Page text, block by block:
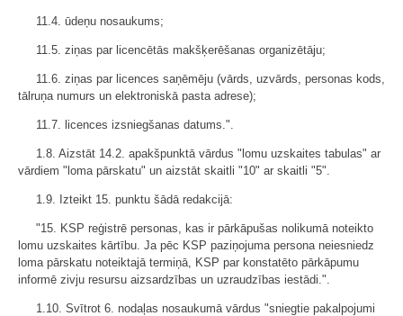
11.4. ūdeņu nosaukums;
11.5. ziņas par licencētās makšķerēšanas organizētāju;
11.6. ziņas par licences saņēmēju (vārds, uzvārds, personas kods,
tālruņa numurs un elektroniskā pasta adrese);
11.7. licences izsniegšanas datums.".
1.8. Aizstāt 14.2. apakšpunktā vārdus "lomu uzskaites tabulas" ar
vārdiem "loma pārskatu" un aizstāt skaitli "10" ar skaitli "5".
1.9. Izteikt 15. punktu šādā redakcijā:
"15. KSP reģistrē personas, kas ir pārkāpušas nolikumā noteikto
lomu uzskaites kārtību. Ja pēc KSP paziņojuma persona neiesniedz
loma pārskatu noteiktajā termiņā, KSP par konstatēto pārkāpumu
informē zivju resursu aizsardzības un uzraudzības iestādi.".
1.10. Svītrot 6. nodaļas nosaukumā vārdus "sniegtie pakalpojumi